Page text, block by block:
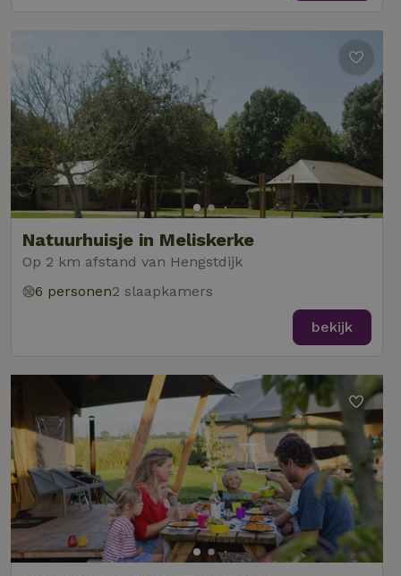
Natuurhuisje in Meliskerke
Op 2 km afstand van Hengstdijk
6 personen2 slaapkamers
bekijk